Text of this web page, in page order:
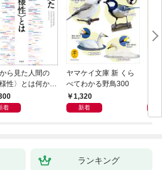
ら見た人間の
様性〉とは何か―
科学と疑似科学
着
ヤマケイ文庫 新 くら
べてわかる野鳥300
1,320
新着
ランキング